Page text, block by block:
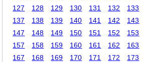
127
128 129 130 131 132 133
137
138 139 140 141 142 143
147
148 149 150 151 152 153
157
158 159 160 161 162 163
167
168 169 170 171 172 173